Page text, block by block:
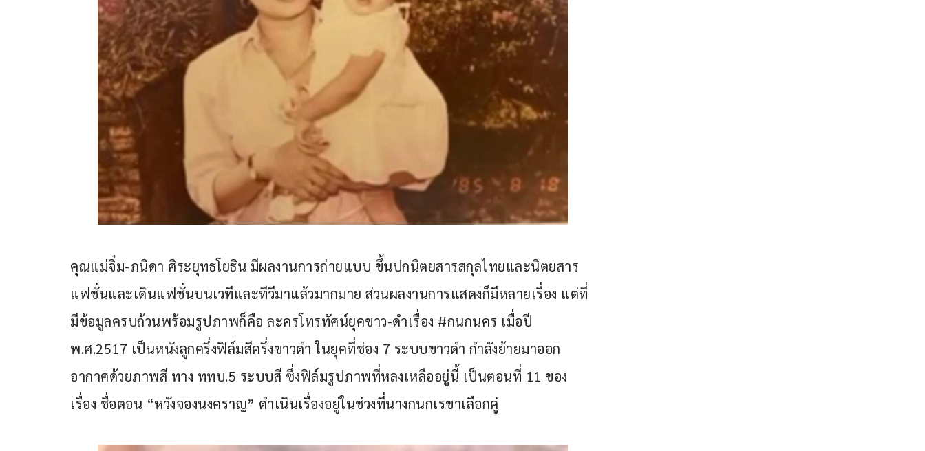
คุณแม่จิ๋ม-ภนิดา ศิระยุทธโยธิน มีผลงานการถ่ายแบบ ขึ้นปกนิตยสารสกุลไทยและนิตยสาร
แฟชั่นและเดินแฟชั่นบนเวทีและทีวีมาแล้วมากมาย ส่วนผลงานการแสดงก็มีหลายเรื่อง แต่ที่
มีข้อมูลครบถ้วนพร้อมรูปภาพก็คือ ละครโทรทัศน์ยุคขาว-ดำเรื่อง #กนกนคร เมื่อปี
พ.ศ.2517 เป็นหนังลูกครึ่งฟิล์มสีครึ่งขาวดำ ในยุคที่ช่อง 7 ระบบขาวดำ กำลังย้ายมาออก
อากาศด้วยภาพสี ทาง ททบ.5 ระบบสี ซึ่งฟิล์มรูปภาพที่หลงเหลืออยู่นี้ เป็นตอนที่ 11 ของ
เรื่อง ชื่อตอน “หวังจองนงคราญ” ดำเนินเรื่องอยู่ในช่วงที่นางกนกเรขาเลือกคู่